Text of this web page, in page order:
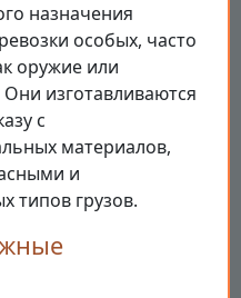
назначения
особых, часто
оружие или
изготавливаются
с
материалов,
и
типов грузов.